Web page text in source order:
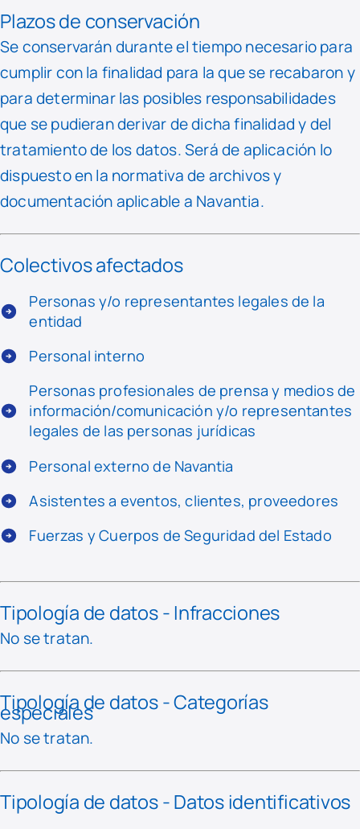
Plazos de conservación
Se conservarán durante el tiempo necesario para
cumplir con la finalidad para la que se recabaron y
para determinar las posibles responsabilidades
que se pudieran derivar de dicha finalidad y del
tratamiento de los datos. Será de aplicación lo
dispuesto en la normativa de archivos y
documentación aplicable a Navantia.
Colectivos afectados
Personas y/o representantes legales de la
entidad
Personal interno
Personas profesionales de prensa y medios de
información/comunicación y/o representantes
legales de las personas jurídicas
Personal externo de Navantia
Asistentes a eventos, clientes, proveedores
Fuerzas y Cuerpos de Seguridad del Estado
Tipología de datos - Infracciones
No se tratan.
Tipología de datos - Categorías
especiales
No se tratan.
Tipología de datos - Datos identificativos